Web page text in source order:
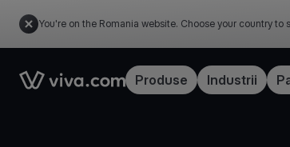
You're on the Romania website. Choose your country
Link to the homepageProduse Industrii